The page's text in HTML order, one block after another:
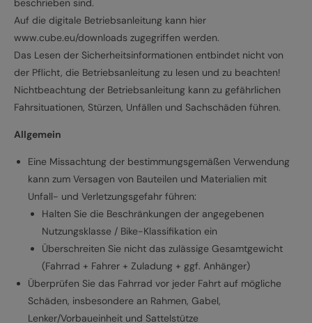
beschrieben sind.
Auf die digitale Betriebsanleitung kann hier
www.cube.eu/downloads zugegriffen werden.
Das Lesen der Sicherheitsinformationen entbindet nicht von
der Pflicht, die Betriebsanleitung zu lesen und zu beachten!
Nichtbeachtung der Betriebsanleitung kann zu gefährlichen
Fahrsituationen, Stürzen, Unfällen und Sachschäden führen.
Allgemein
Eine Missachtung der bestimmungsgemäßen Verwendung
kann zum Versagen von Bauteilen und Materialien mit
Unfall- und Verletzungsgefahr führen:
Halten Sie die Beschränkungen der angegebenen
Nutzungsklasse / Bike-Klassifikation ein
Überschreiten Sie nicht das zulässige Gesamtgewicht
(Fahrrad + Fahrer + Zuladung + ggf. Anhänger)
Überprüfen Sie das Fahrrad vor jeder Fahrt auf mögliche
Schäden, insbesondere an Rahmen, Gabel,
Lenker/Vorbaueinheit und Sattelstütze